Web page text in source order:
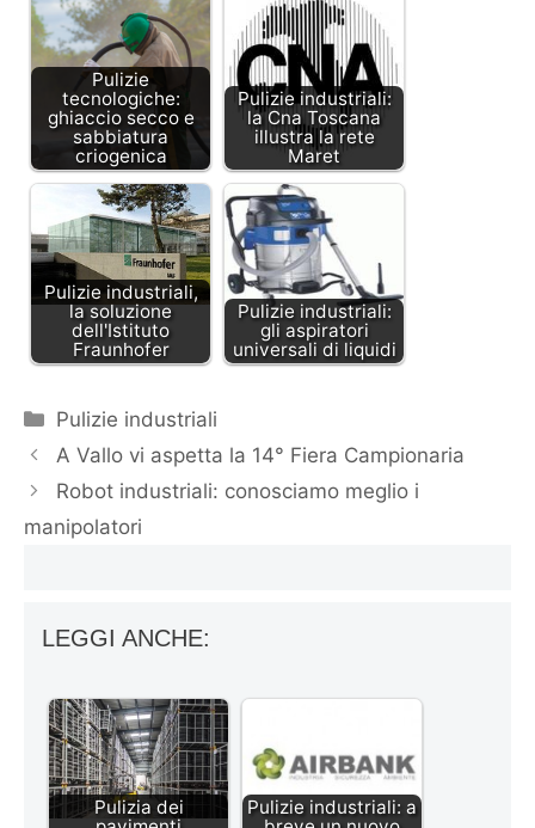
Pulizie
tecnologiche:
ghiaccio secco e
sabbiatura
criogenica
Pulizie industriali:
la Cna Toscana
illustra la rete
Maret
Pulizie industriali,
la soluzione
dell'Istituto
Fraunhofer
Pulizie industriali:
gli aspiratori
universali di liquidi
Categorie
Pulizie industriali
A Vallo vi aspetta la 14° Fiera Campionaria
Robot industriali: conosciamo meglio i
manipolatori
LEGGI ANCHE:
Pulizia dei
Pulizie industriali: a